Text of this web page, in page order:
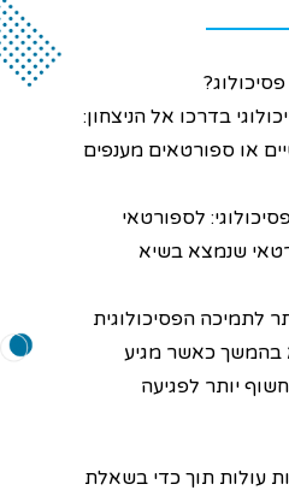
בדרכו אל הניצחון:
או ספורטאים מענפים
לספורטאי
שנמצא בשיא
לתמיכה הפסיכולוגית
בהמשך כאשר מגיע
יותר לפגיעה
עולות תוך כדי בשאלת